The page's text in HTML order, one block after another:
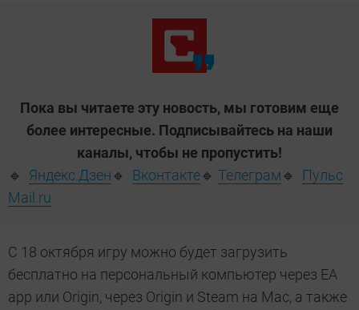
Пока вы читаете эту новость, мы готовим еще
более интересные. Подписывайтесь на наши
каналы, чтобы не пропустить!
🔹 Яндекс.Дзен 🔹 Вконтакте🔹 Телеграм 🔹 Пульс
Mail.ru
С 18 октября игру можно будет загрузить
бесплатно на персональный компьютер через EA
app или Origin, через Origin и Steam на Mac, а также